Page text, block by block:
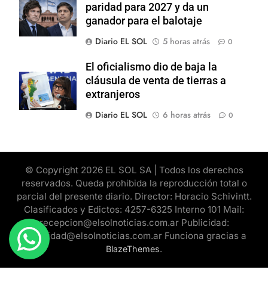
paridad para 2027 y da un
ganador para el balotaje
Diario EL SOL
5 horas atrás 0
El oficialismo dio de baja la
cláusula de venta de tierras a
extranjeros
Diario EL SOL
6 horas atrás 0
© Copyright 2026 EL SOL SA | Todos los derechos
reservados. Queda prohibida la reproducción total o
parcial del presente diario. Director: Horacio Schivintt.
Clasificados y Edictos: 4257-6325 Interno 101 Mail:
recepcion@elsolnoticias.com.ar Publicidad:
publicidad@elsolnoticias.com.ar Funciona gracias a
BlazeThemes.